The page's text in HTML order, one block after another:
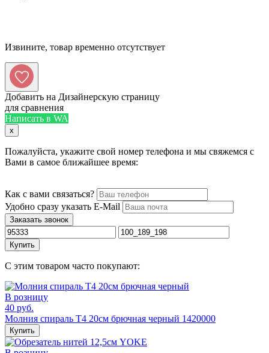
Извините, товар временно отсутствует
Добавить на Дизайнерскую страницу
для сравнения
Написать в WA
x
Пожалуйста, укажите свой номер телефона и мы свяжемся с
Вами в самое ближайшее время:
Как с вами связаться?
Удобно сразу указать E-Mail
Заказать звонок
Купить
С этим товаром часто покупают:
В розницу
40 руб.
Молния спираль Т4 20см брючная черный 1420000
Купить